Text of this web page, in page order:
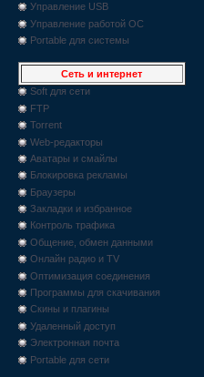
Управление USB
Управление работой ОС
Portable для системы
Сеть и интернет
Soft для сети
FTP
Torrent
Web-редакторы
Аватары и смайлы
Блокировка рекламы
Браузеры
Закладки и избранное
Контроль трафика
Общение, обмен данными
Онлайн радио и TV
Оптимизация соединения
Программы для скачивания
Скины и плагины
Удаленный доступ
Электронная почта
Portable для сети